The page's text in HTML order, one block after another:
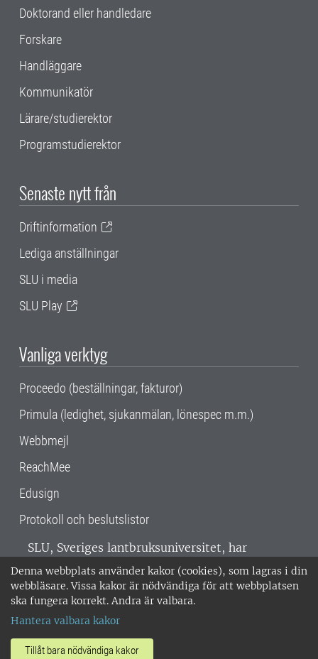
Denna webbplats använder kakor (cookies), som lagras i din
webbläsare. Vissa kakor är nödvändiga för att webbplatsen
ska fungera korrekt. Andra är valbara.
Hantera valbara kakor
Tillåt bara nödvändiga kakor
Doktorand eller handledare
Forskare
Handläggare
Kommunikatör
Lärare/studierektor
Programstudierektor
Senaste nytt från
Driftinformation
Lediga anställningar
SLU i media
SLU Play
Vanliga verktyg
Proceedo (beställningar, fakturor)
Primula (ledighet, sjukanmälan, lönespec m.m.)
Webbmejl
ReachMee
Edusign
Protokoll och beslutslistor
SLU, Sveriges lantbruksuniversitet, har
verksamhet över hela Sverige. Huvudorter är
Alnarp, Uppsala och Umeå.SLU är
miljöcertifierat enligt ISO 14001. •
018-67 10 00 • Org nr: 202100-2817 •
Om SLU:s webbplatser